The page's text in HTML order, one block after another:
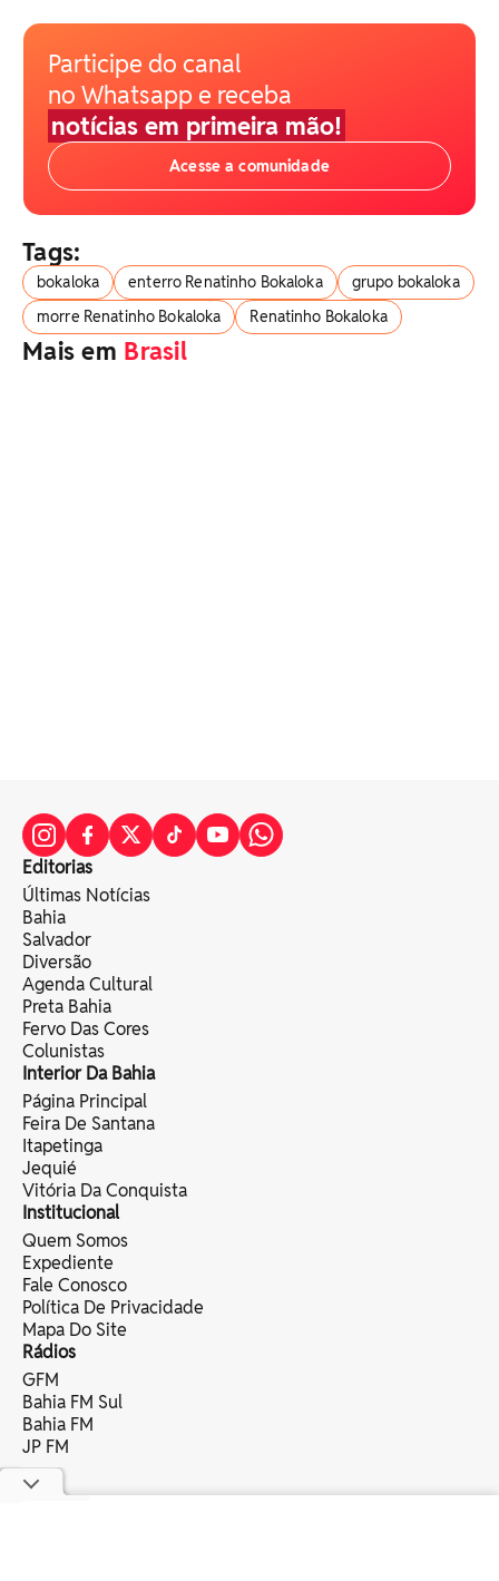
Participe do canal
no Whatsapp e receba
notícias em primeira mão!
Acesse a comunidade
Tags:
bokaloka enterro Renatinho Bokaloka
grupo bokaloka
morre Renatinho Bokaloka
Renatinho Bokaloka
Mais em Brasil
Editorias
Últimas Notícias
Bahia
Salvador
Diversão
Agenda Cultural
Preta Bahia
Fervo Das Cores
Colunistas
Interior Da Bahia
Página Principal
Feira De Santana
Itapetinga
Jequié
Vitória Da Conquista
Institucional
Quem Somos
Expediente
Fale Conosco
Política De Privacidade
Mapa Do Site
Rádios
GFM
Bahia FM Sul
Bahia FM
JP FM